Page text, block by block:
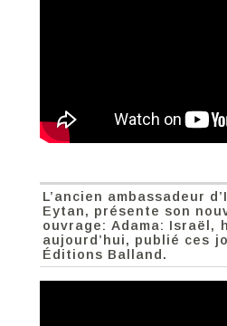
L’ancien ambassadeur
Eytan, présente son
ouvrage: Adama: Israël,
aujourd’hui, publié ces
Éditions Balland.